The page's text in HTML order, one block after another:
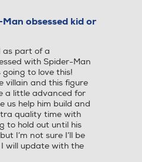
obsessed kid or
as part of a
with Spider-Man
going to love this!
villain and this figure
a little advanced for
us help him build and
quality time with
to hold out until his
I’m not sure I’ll be
will update with the